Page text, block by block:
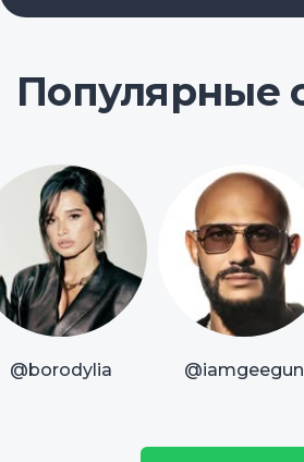
Популярные
@borodylia @iamgeegun